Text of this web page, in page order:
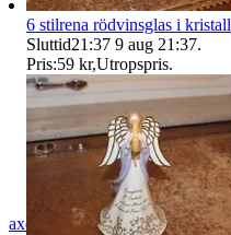
axel_42
6 stilrena rödvinsglas i kristall
Sluttid21:37 9 aug 21:37.
Pris:59 kr,Utropspris.